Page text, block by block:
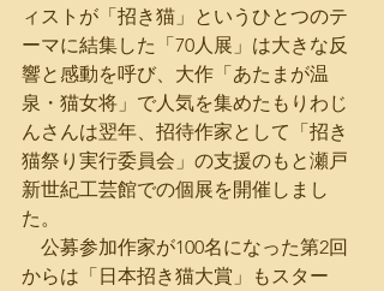
ィストが「招き猫」というひとつのテ
ーマに結集した「70人展」は大きな反
響と感動を呼び、大作「あたまが温
泉・猫女将」で人気を集めたもりわじ
んさんは翌年、招待作家として「招き
猫祭り実行委員会」の支援のもと瀬戸
新世紀工芸館での個展を開催しまし
た。
公募参加作家が100名になった第2回
からは「日本招き猫大賞」もスター